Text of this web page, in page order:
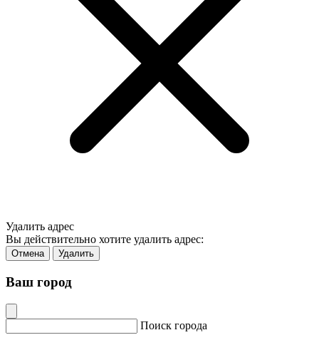
Удалить адрес
Вы действительно хотите удалить адрес:
Отмена Удалить
Ваш город
Поиск города